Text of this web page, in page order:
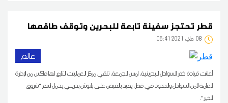
قطر تحتجز سفينة تابعة للبحرين وتوقف طاقمها
08 06:41 2021 ماي
عالم
أعلنت قيادة خفر السواحل البحرينية، امس الجمعة، تلقي مركز العمليات التابع لها فاكس من الإدارة
العامة لأمن السواحل والحدود في قطر، يفيد بالقبض على بانوش بحريني يحمل اسم "شروق
الخير".